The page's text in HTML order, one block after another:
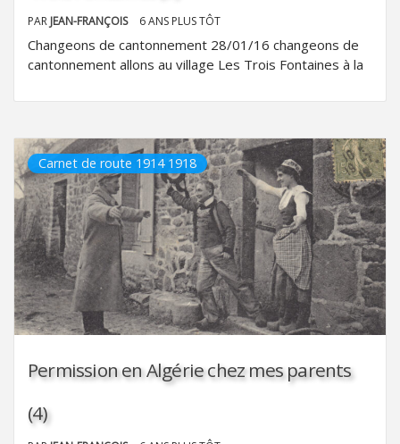
PAR JEAN-FRANÇOIS 6 ANS PLUS TÔT
Changeons de cantonnement 28/01/16 changeons de
cantonnement allons au village Les Trois Fontaines à la
Carnet de route 1914 1918
Permission en Algérie chez mes parents
(4)